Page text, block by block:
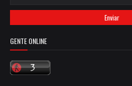
GENTE ONLINE